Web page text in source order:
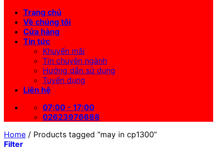
Trang chủ
Về chúng tôi
Cửa hàng
Tin tức
Khuyến mãi
Tin chuyên ngành
Hướng dẫn sử dụng
Tuyển dụng
Liên hệ
07:00 - 17:00
02623976688
Home / Products tagged “may in cp1300”
Filter